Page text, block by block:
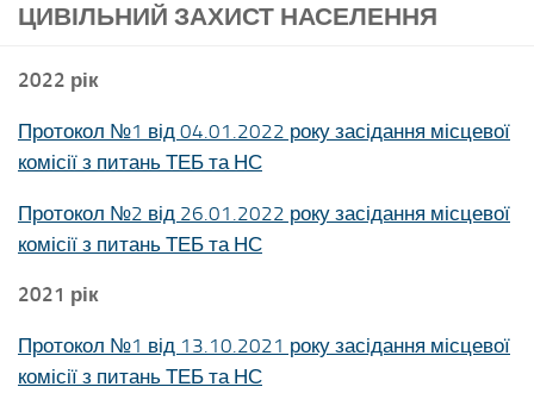
ЦИВІЛЬНИЙ ЗАХИСТ НАСЕЛЕННЯ
2022 рік
Протокол №1 від 04.01.2022 року засідання місцевої
комісії з питань ТЕБ та НС
Протокол №2 від 26.01.2022 року засідання місцевої
комісії з питань ТЕБ та НС
2021 рік
Протокол №1 від 13.10.2021 року засідання місцевої
комісії з питань ТЕБ та НС